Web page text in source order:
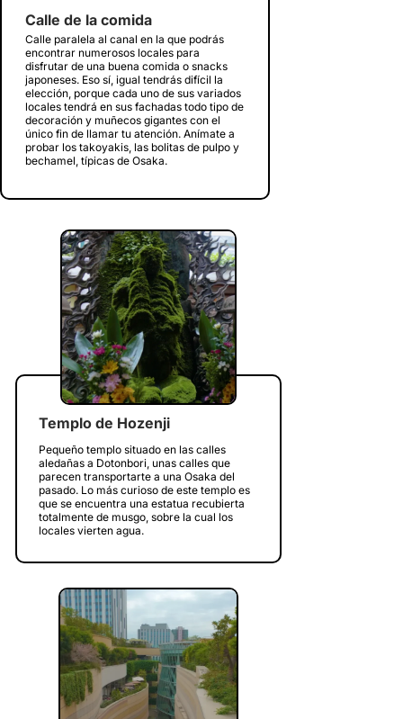
Calle de la comida
Calle paralela al canal en la que podrás
encontrar numerosos locales para
disfrutar de una buena comida o snacks
japoneses. Eso sí, igual tendrás difícil la
elección, porque cada uno de sus variados
locales tendrá en sus fachadas todo tipo de
decoración y muñecos gigantes con el
único fin de llamar tu atención. Anímate a
probar los takoyakis, las bolitas de pulpo y
bechamel, típicas de Osaka.
Templo de Hozenji
Pequeño templo situado en las calles
aledañas a Dotonbori, unas calles que
parecen transportarte a una Osaka del
pasado. Lo más curioso de este templo es
que se encuentra una estatua recubierta
totalmente de musgo, sobre la cual los
locales vierten agua.